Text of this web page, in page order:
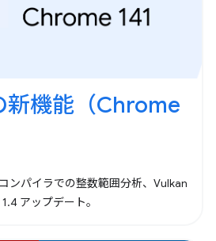
新機能（Chrome
ンパイラでの整数範囲分析、Vulkan
アップデート。